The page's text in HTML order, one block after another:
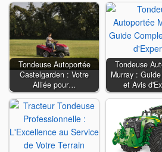
Tondeuse Autoportée
Castelgarden : Votre
Alliée pour…
Tondeuse
Murray :
et Avis